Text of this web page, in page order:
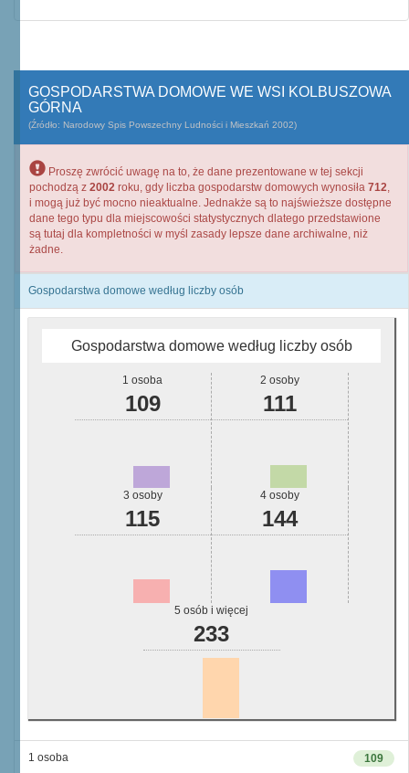
GOSPODARSTWA DOMOWE WE WSI KOLBUSZOWA
GÓRNA
(Źródło: Narodowy Spis Powszechny Ludności i Mieszkań 2002)
Proszę zwrócić uwagę na to, że dane prezentowane w tej sekcji
pochodzą z 2002 roku, gdy liczba gospodarstw domowych wynosiła 712,
i mogą już być mocno nieaktualne. Jednakże są to najświeższe dostępne
dane tego typu dla miejscowości statystycznych dlatego przedstawione
są tutaj dla kompletności w myśl zasady lepsze dane archiwalne, niż
żadne.
Gospodarstwa domowe według liczby osób
Gospodarstwa domowe według liczby osób
1 osoba
109
2 osoby
111
3 osoby
115
4 osoby
144
5 osób i więcej
233
109
1 osoba